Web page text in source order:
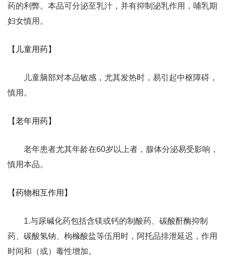
药的利弊。本品可分泌至乳汁，并有抑制泌乳作用，哺乳期
妇女慎用。
【儿童用药】
儿童脑部对本品敏感，尤其发热时，易引起中枢障碍，
慎用。
【老年用药】
老年患者尤其年龄在60岁以上者，腺体分泌易受影响，
慎用本品。
【药物相互作用】
1.与尿碱化药包括含镁或钙的制酸药、碳酸酐酶抑制
药、碳酸氢钠、枸橼酸盐等伍用时，阿托品排泄延迟，作用
时间和（或）毒性增加。